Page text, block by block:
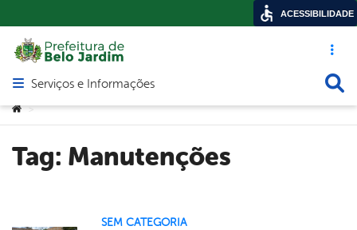
Acesso
Abrir menu principal de navegação
Serviços e Informações
Você está aqui:
>
Tag: Manutenções
SEM CATEGORIA
ACESSIBILIDADE